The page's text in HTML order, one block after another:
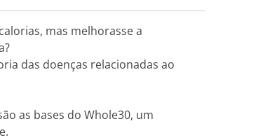
mas melhorasse a
das doenças relacionadas ao
as bases do Whole30, um